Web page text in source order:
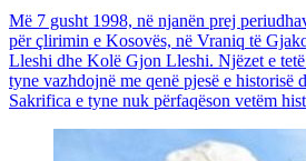
Më 7 gusht 1998, në njanën prej
për çlirimin e Kosovës, në Vraniq të
Lleshi dhe Kolë Gjon Lleshi. Njëzet e
tyne vazhdojnë me qenë pjesë e historisë
Sakrifica e tyne nuk përfaqëson vetëm